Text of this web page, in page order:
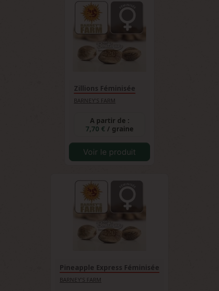
variété idéale pour débuter une collection. De
plus, son pedigree prestigieux et ses
caractéristiques bien documentées facilitent
l'apprentissage des spécificités génétiques.
Zillions Féminisée
BARNEY'S FARM
A partir de :
7,70 € / graine
Voir le produit
Pineapple Express Féminisée
BARNEY'S FARM